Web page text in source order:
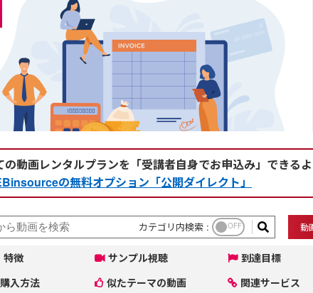
の動画レンタルプランを「受講者自身でお申込み」できる
の無料オプション「公開ダイレクト」
カテゴリ内検索 : OFF 動
特徴 サンプル視聴 到達目標
入方法
似たテーマの動画 関連サービス